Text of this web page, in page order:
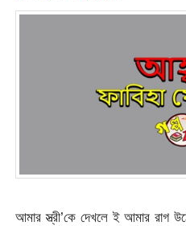
আমার স্ত্রী’কে দেখলে ই আমার রাগ